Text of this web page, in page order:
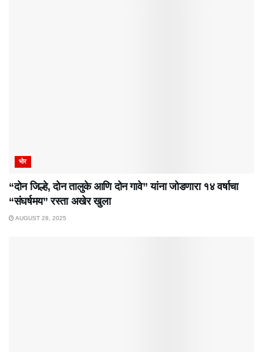
भोर
“दोन जिल्हे, दोन तालुके आणि दोन गावे” यांना जोडणारा १४ वर्षाचा
“संघर्षमय” रस्ता अखेर खुला
AUGUST 28, 2025